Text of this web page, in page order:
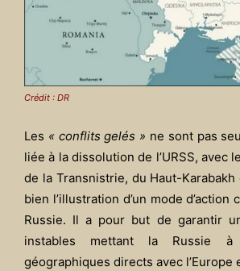
Crédit : DR
Les « conflits gelés » ne sont pas
liée à la dissolution de l’URSS, avec
de la Transnistrie, du Haut-Karabakh
bien l’illustration d’un mode d’action
Russie. Il a pour but de garantir
instables mettant la Russie
géographiques directs avec l’Europe